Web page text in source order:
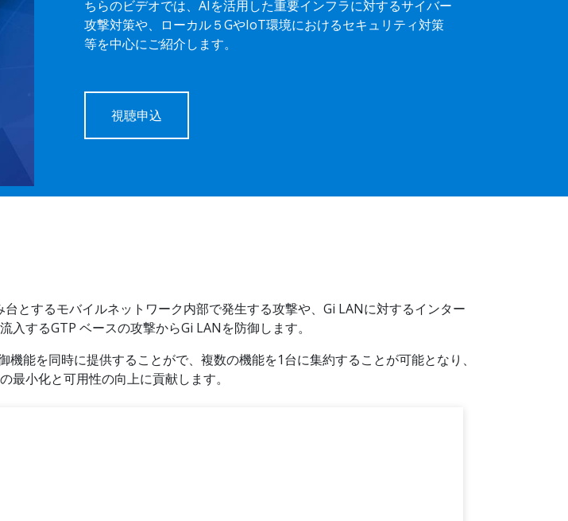
ちらのビデオでは、AIを活用した重要インフラに対するサイバー
攻撃対策や、ローカル５GやIoT環境におけるセキュリティ対策
等を中心にご紹介します。
視聴申込
とするモバイルネットワーク内部で発生する攻撃や、Gi LANに対するインター
するGTP ベースの攻撃からGi LANを防御します。
能を同時に提供することがで、複数の機能を1台に集約することが可能となり、
小化と可用性の向上に貢献します。